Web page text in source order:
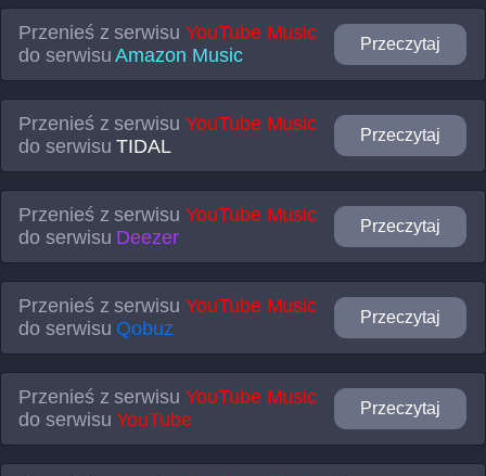
Przenieś z serwisu YouTube Music
do serwisuAmazon Music
Przeczytaj
Przenieś z serwisu YouTube Music
do serwisuTIDAL
Przeczytaj
Przenieś z serwisu YouTube Music
do serwisu Deezer
Przeczytaj
Przenieś z serwisu YouTube Music
do serwisu Qobuz
Przeczytaj
Przenieś z serwisu YouTube Music
do serwisuYouTube
Przeczytaj